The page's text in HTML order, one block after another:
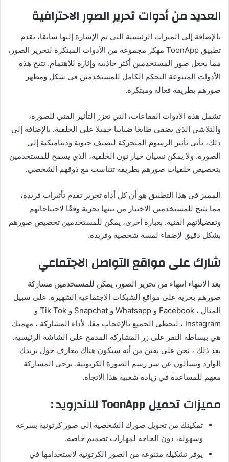
العديد من أدوات تحرير الصور الاحترافية
بالإضافة إلى الميزات الرئيسية التي تم الإشارة إليها سابقا، يقدم
تطبيق ToonApp مهكر مجموعة من الأدوات المبتكرة لتحرير الصور،
مما يجعل صور المستخدمين أكثر جاذبية وإثارة للاهتمام. تتيح هذه
الأدوات المتنوعة التحكم الكامل للمستخدمين في شكل ومظهر
صورهم بطريقة فعالة ومبتكرة.
تشمل هذه الأدوات الفقاعات، التي تعزز التأثير الفني للصورة،
والتلاشي الذي يضفي طابعا ضبابيا جميلا على الخلفية. بالإضافة إلى
ذلك، يأتي تأثير الرسوم المتحركة ليضيف حيوية وديناميكية إلى
الصورة. ولا يمكن نسيان خيار تون الخلفية، الذي يسمح للمستخدمين
بتخصيص خلفيات صورهم بطريقة تتناسب مع ذوقهم الشخصي.
المميز في هذا التطبيق هو أن كل أداة تحرير تقدم تأثيرات فريدة،
مما يتيح للمستخدمين الاختيار من بينها بحرية وفقًا لاحتياجاتهم
وتفضيلاتهم الفنية. بعبارة أخرى، يمكن للمستخدمين تخصيص صورهم
بشكل دقيق لإضفاء لمسة شخصية وفريدة.
شارك على مواقع التواصل الاجتماعي
بعد الانتهاء انتهاء من تحرير الصور، يمكن للمستخدمين مشاركة
صورهم بحرية على مواقع الشبكات الاجتماعية الشهيرة. على سبيل
المثال ، Facebook و Whatsapp و Snapchat و Tik Tok و
Instagram ، ليحظى الجميع بالإعجاب معًا. لأداء المشاركة ، مهمتك
هي ببساطة النقر على زر المشاركة المدمج على الشاشة الرئيسية.
بعد ذلك ، نحن على يقين من أنه سيكون هناك معارف حول بريدك
الوارد ويسألون عن سر رسم الصورة الكرتونية. يرجى المشاركة
معهم للمساعدة في زيادة شعبية هذا الاتجاه.
مميزات تحميل ToonApp للاندرويد :
تمكينك من تحويل صورك الشخصية إلى صور كرتونية بسرعة
وسهولة، دون الحاجة لمهارات تصميم خاصة.
يوفر تشكيلة متنوعة من الصور الكرتونية لاستخدامها في